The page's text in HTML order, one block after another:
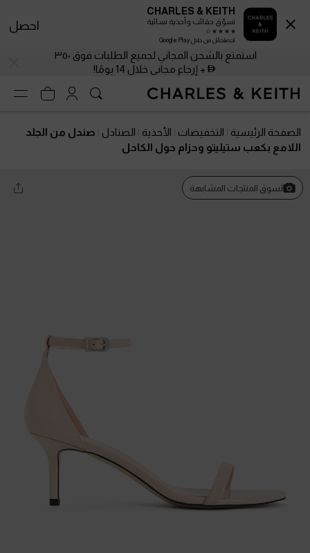
استمتع بالشحن المجاني لجميع الطلبات فوق ٣٥٠
+ إرجاع مجاني خلال 14 يومًا!
الصفحة الرئيسية التخفيضات الأحذية الصنادل
صندل من الجلد
اللامع بكعب ستيليتو وحزام حول الكاحل
تسوق المنتجات المشابهة
CHARLES & KEITH
تسوّق حقائب وأحذية نسائية
احصلحمّل من خلال Google Play
احصل